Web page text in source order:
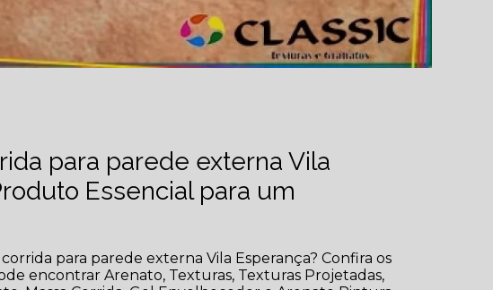
para parede externa Vila
Essencial para um
para parede externa Vila Esperança? Confira os
encontrar Arenato, Texturas, Texturas Projetadas,